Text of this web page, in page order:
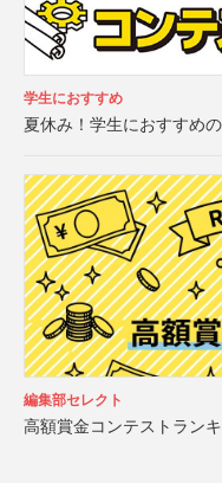
学生におすすめ
夏休み！学生におすすめ
編集部セレクト
高額賞金コンテストラン